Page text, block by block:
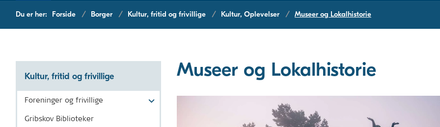
Du er her: Forside Borger Kultur, fritid og frivillige Kultur, Oplevelser Museer og Lokalhistorie
Kultur, fritid og frivillige
Foreninger og frivillige
Gribskov Biblioteker
Museer og Lokalhistorie